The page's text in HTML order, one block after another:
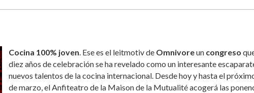
Cocina 100% joven. Ese es el leitmotiv de Omnivoreun congreso
diez años de celebración se ha revelado como un interesante
nuevos talentos de la cocina internacional. Desde hoy y hasta el
de marzo, el Anfiteatro de la Maison de la Mutualité acogerá las